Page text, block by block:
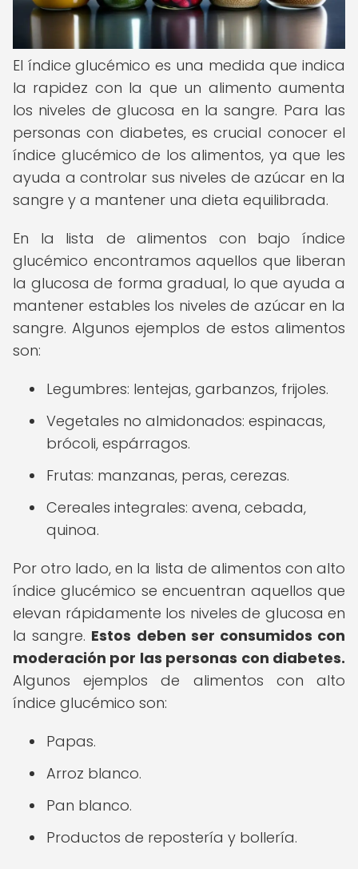
El índice glucémico es una medida que indica
la rapidez con la que un alimento aumenta
los niveles de glucosa en la sangre. Para las
personas con diabetes, es crucial conocer el
índice glucémico de los alimentos, ya que les
ayuda a controlar sus niveles de azúcar en la
sangre y a mantener una dieta equilibrada.
En la lista de alimentos con bajo índice
glucémico encontramos aquellos que liberan
la glucosa de forma gradual, lo que ayuda a
mantener estables los niveles de azúcar en la
sangre. Algunos ejemplos de estos alimentos
son:
Legumbres: lentejas, garbanzos, frijoles.
Vegetales no almidonados: espinacas,
brócoli, espárragos.
Frutas: manzanas, peras, cerezas.
Cereales integrales: avena, cebada,
quinoa.
Por otro lado, en la lista de alimentos con alto
índice glucémico se encuentran aquellos que
elevan rápidamente los niveles de glucosa en
la sangre. Estos deben ser consumidos con
moderación por las personas con diabetes.
Algunos ejemplos de alimentos con alto
índice glucémico son:
Papas.
Arroz blanco.
Pan blanco.
Productos de repostería y bollería.